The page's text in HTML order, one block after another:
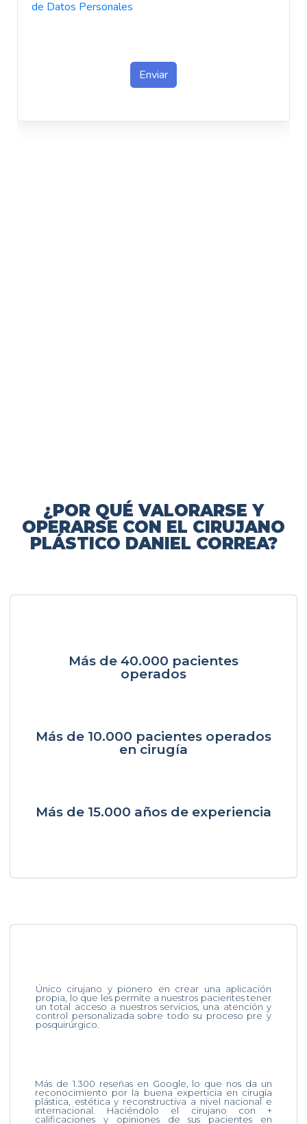
¿POR QUÉ VALORARSE Y
OPERARSE CON EL CIRUJANO
PLÁSTICO DANIEL CORREA?
Más de 40.000 pacientes
operados
Más de 10.000 pacientes operados
en cirugía
Más de 15.000 años de experiencia
Único cirujano y pionero en crear una aplicación
propia, lo que les permite a nuestros pacientes tener
un total acceso a nuestros servicios, una atención y
control personalizada sobre todo su proceso pre y
posquirúrgico.
Más de 1.300 reseñas en Google, lo que nos da un
reconocimiento por la buena experticia en cirugía
plástica, estética y reconstructiva a nivel nacional e
internacional. Haciéndolo el cirujano con +
calificaciones y opiniones de sus pacientes en